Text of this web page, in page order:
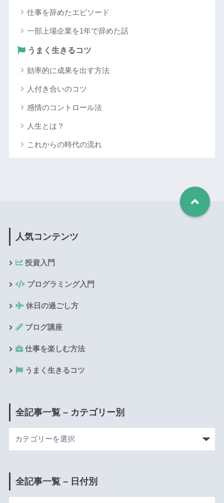
仕事を辞めたエピソード
一部上場企業を1年で辞めた話
うまく生きるコツ
効率的に成果を出す方法
人付き合いのコツ
感情のコントロール法
人生とは？
これからの時代の流れ
人気コンテンツ
投資入門
プログラミング入門
休日の過ごし方
ブログ講座
仕事を楽しむ方法
うまく生きるコツ
全記事一覧 – カテゴリー別
全記事一覧 – 日付別